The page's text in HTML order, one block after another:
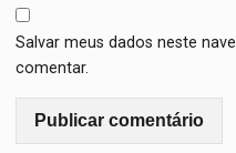
Salvar meus dados neste
comentar.